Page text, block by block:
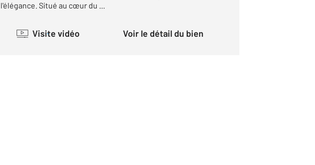
l'élégance. Situé au cœur du ...
Visite vidéo Voir le détail du bien